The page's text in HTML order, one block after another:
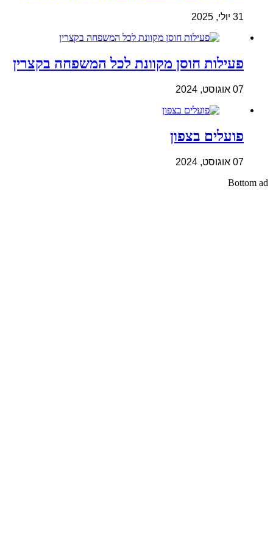
31 יולי, 2025
פעילות חוסן מקוונת לכל המשפחה בקצרין
07 אוגוסט, 2024
פועלים בצפון
07 אוגוסט, 2024
Bottom ad